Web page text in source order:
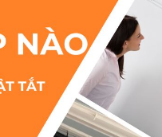
lo dọn
lớn